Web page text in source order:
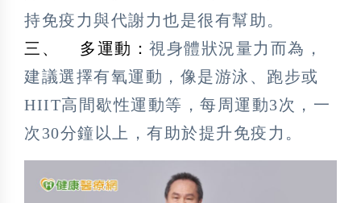
持免疫力與代謝力也是很有幫助。
三、 多運動： 視身體狀況量力而為，
建議選擇有氧運動，像是游泳、跑步或
HIIT高間歇性運動等，每周運動3次，一
次30分鐘以上，有助於提升免疫力。